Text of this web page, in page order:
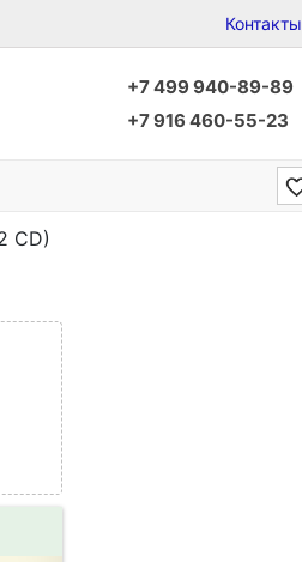
Контакты
+7 499 940-89-89
+7 916 460-55-23
CD)